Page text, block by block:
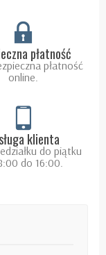
płatność
płatność
online.
klienta
do piątku
do 16:00.